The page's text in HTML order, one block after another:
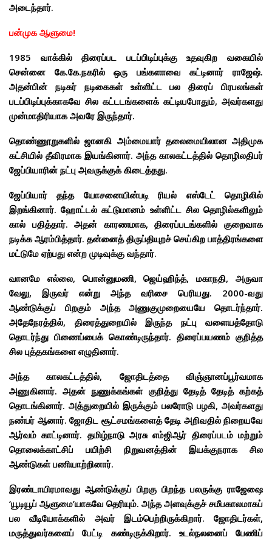
அடைந்தார்.
பன்முக ஆளுமை!
1985 வாக்கில் திரைப்பட படப்பிடிப்புக்கு உதவுகிற வகையில்
சென்னை கே.கே.நகரில் ஒரு பங்களாவை கட்டினார் ராஜேஷ்.
அதன்பின் நடிகர் நடிகைகள் உள்ளிட்ட பல திரைப் பிரபலங்கள்
படப்பிடிப்புக்காகவே சில கட்டடங்களைக் கட்டியபோதும், அவர்களது
முன்மாதிரியாக அவரே இருந்தார்.
தொண்ணூறுகளில் ஜானகி அம்மையார் தலைமையிலான அதிமுக
கட்சியில் தீவிரமாக இயங்கினார். அந்த காலகட்டத்தில் தொழிலதிபர்
ஜேப்பியாரின் நட்பு அவருக்குக் கிடைத்தது.
ஜேப்பியார் தந்த யோசனையின்படி ரியல் எஸ்டேட் தொழிலில்
இறங்கினார். ஹோட்டல் கட்டுமானம் உள்ளிட்ட சில தொழில்களிலும்
கால் பதித்தார். அதன் காரணமாக, திரைப்படங்களில் குறைவாக
நடிக்க ஆரம்பித்தார். தன்னைத் திருப்தியுறச் செய்கிற பாத்திரங்களை
மட்டுமே ஏற்பது என்ற முடிவுக்கு வந்தார்.
வானமே எல்லை, பொன்னுமணி, ஜெய்ஹிந்த், மகாநதி, அருவா
வேலு, இருவர் என்று அந்த வரிசை பெரியது. 2000-வது
ஆண்டுக்குப் பிறகும் அந்த அணுகுமுறையையே தொடர்ந்தார்.
அதேநேரத்தில், திரைத்துறையில் இருந்த நட்பு வளையத்தோடு
தொடர்ந்து பிணைப்பைக் கொண்டிருந்தார். திரைப்பயணம் குறித்த
சில புத்தகங்களை எழுதினார்.
அந்த காலகட்டத்தில், ஜோதிடத்தை விஞ்ஞானப்பூர்வமாக
அணுகினார். அதன் நுணுக்கங்கள் குறித்து தேடித் தேடித் கற்கத்
தொடங்கினார். அத்துறையில் இருக்கும் பலரோடு பழகி, அவர்களது
நண்பர் ஆனார். ஜோதிட சூட்சமங்களைத் தேடி அறிவதில் நிறையவே
ஆர்வம் காட்டினார். தமிழ்நாடு அரசு எம்ஜிஆர் திரைப்படம் மற்றும்
தொலைக்காட்சிப் பயிற்சி நிறுவனத்தின் இயக்குநராக சில
ஆண்டுகள் பணியாற்றினார்.
இரண்டாயிரமாவது ஆண்டுக்குப் பிறகு பிறந்த பலருக்கு ராஜேஷை
‘யூடியூப் ஆளுமை’யாகவே தெரியும். அந்த அளவுக்குச் சமீபகாலமாகப்
பல வீடியோக்களில் அவர் இடம்பெற்றிருக்கிறார். ஜோதிடர்கள்,
மருத்துவர்களைப் பேட்டி கண்டிருக்கிறார். உடல்நலனைப் பேணிப்